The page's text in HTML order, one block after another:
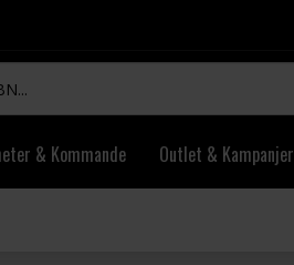
& Kommande Outlet & Kampanjer